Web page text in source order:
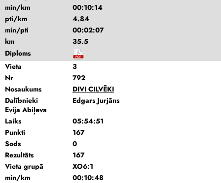
min/km
00:10:14
pti/km
4.84
min/pti
00:02:07
km
35.5
Diploms
Vieta
3
Nr
792
Nosaukums
DIVI CILVĒKI
Dalībnieki
Edgars Jurjāns
Evija Abiļeva
Laiks
05:54:51
Punkti
167
Sods
0
Rezultāts
167
Vieta grupā
XO6:1
min/km
00:10:48